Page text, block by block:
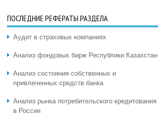
ПОСЛЕДНИЕ РЕФЕРАТЫ РАЗДЕЛА
Аудит в страховых компаниях
Анализ фондовых бирж Республики Казахстан
Анализ состояния собственных и
привлеченных средств банка
Анализ рынка потребительского кредитования
в России